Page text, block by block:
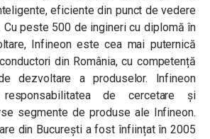
eficiente din punct de vedere
peste 500 de ingineri cu diplomă în
Infineon este cea mai puternică
din România, cu competență
dezvoltare a produselor. Infineon
de cercetare și
segmente de produse ale Infineon.
din București a fost înființat în 2005